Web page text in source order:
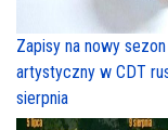
Zapisy na nowy sezon
artystyczny w CDT
sierpnia